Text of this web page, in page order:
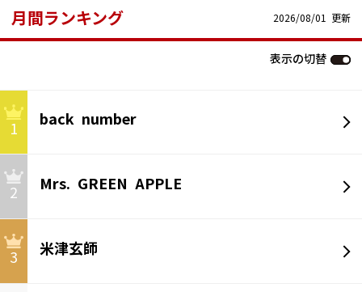
月間ランキング 2026/08/01 更新
表示の切替
1
back number
2
Mrs. GREEN APPLE
3
米津玄師